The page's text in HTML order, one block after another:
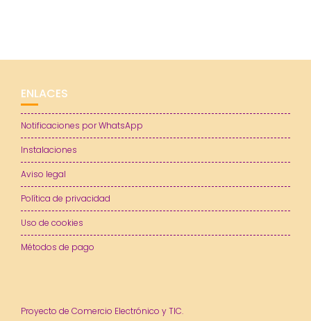
ENLACES
Notificaciones por WhatsApp
Instalaciones
Aviso legal
Política de privacidad
Uso de cookies
Métodos de pago
Proyecto de Comercio Electrónico y TIC.